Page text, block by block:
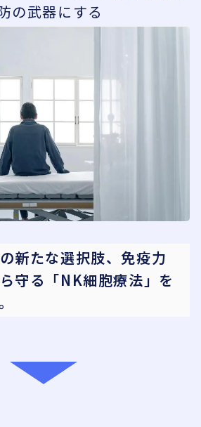
の武器にする
新たな選択肢、免疫力
守る「NK細胞療法」を